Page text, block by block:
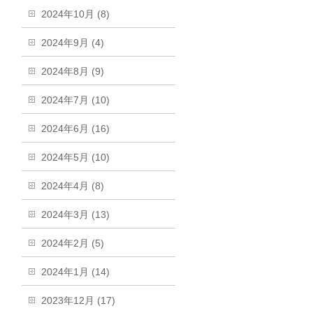
2024年10月 (8)
2024年9月 (4)
2024年8月 (9)
2024年7月 (10)
2024年6月 (16)
2024年5月 (10)
2024年4月 (8)
2024年3月 (13)
2024年2月 (5)
2024年1月 (14)
2023年12月 (17)